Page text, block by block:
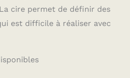
cire permet de définir des
est difficile à réaliser avec